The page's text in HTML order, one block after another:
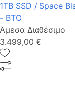
1TB SSD / Space
- BTO
Άμεσα Διαθέσιμο
3.499,00 €